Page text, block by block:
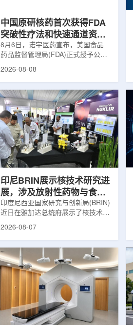
中国原研核药首次获得FDA
突破性疗法和快速通道资格
双重认定
8月6日，诺宇医药宣布，美国食品
药品监督管理局(FDA)正式授予公司
自主研发的68Ga-NYM096突破性疗
认定(Fast Track Designation,
FTD)。这是原研核药领域中国首个
获得美国 FDA 突破性疗法认定、首
个同时获得 FDA 突破性疗法与快速
通道双项认定的产品，创造了核药领
域里程碑式突破。68Ga-NYM096是
一款特异性结合CAⅨ的肾癌小分子
诊断核药，适用于疑似或确认转移性
2026-08-08
印尼BRIN展示核技术研究进
展，涉及放射性药物与食品
辐照应用
印度尼西亚国家研究与创新局(BRIN)
近日在雅加达总统府展示了核技术研
究成果。BRIN局长阿里夫·萨特里亚
粮食和健康等领域。在健康领域，
BRIN正在开发用于核医学的放射性
药物。这类药物含有放射性物质，可
用于癌症诊断和治疗。阿里夫表示，
放射性药物研发对癌症识别和治疗具
有重要意义。在食品领域，BRIN将
核技术用于食品保鲜，重点包括出口
水果的辐照处理。阿里夫介绍，一些
2026-08-07